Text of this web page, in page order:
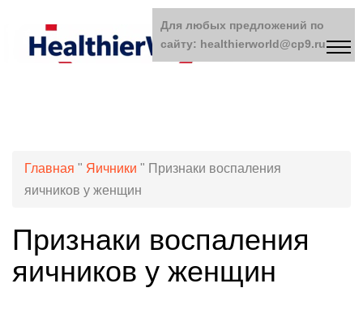
Главная " Яичники " Признаки воспаления
яичников у женщин
Признаки воспаления
яичников у женщин
Для любых предложений по
сайту: healthierworld@cp9.ru